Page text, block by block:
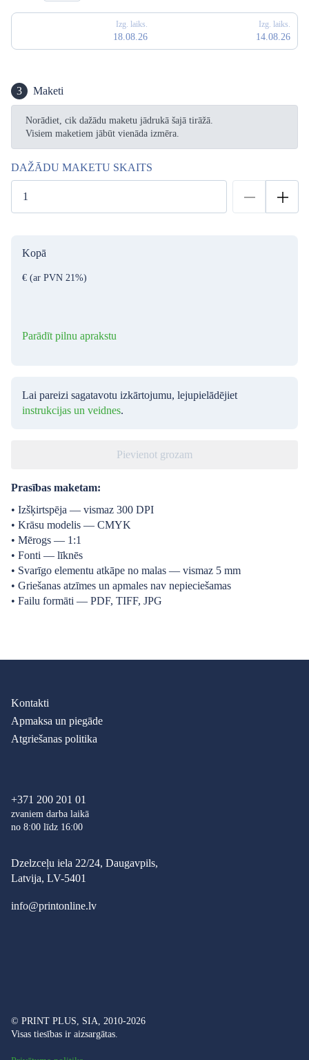
Izg. laiks.
18.08.26
Izg. laiks.
14.08.26
3 Maketi
Norādiet, cik dažādu maketu jādrukā šajā tirāžā.
Visiem maketiem jābūt vienāda izmēra.
DAŽĀDU MAKETU SKAITS
Kopā
€ (ar PVN 21%)
Parādīt pilnu aprakstu
Lai pareizi sagatavotu izkārtojumu, lejupielādējiet
instrukcijas un veidnes.
Pievienot grozam
Prasības maketam:
• Izšķirtspēja — vismaz 300 DPI
• Krāsu modelis — CMYK
• Mērogs — 1:1
• Fonti — līknēs
• Svarīgo elementu atkāpe no malas — vismaz 5 mm
• Griešanas atzīmes un apmales nav nepieciešamas
• Failu formāti — PDF, TIFF, JPG
Kontakti
Apmaksa un piegāde
Atgriešanas politika
+371 200 201 01
zvaniem darba laikā
no 8:00 līdz 16:00
Dzelzceļu iela 22/24, Daugavpils,
Latvija, LV-5401
info@printonline.lv
© PRINT PLUS, SIA, 2010-2026
Visas tiesības ir aizsargātas.